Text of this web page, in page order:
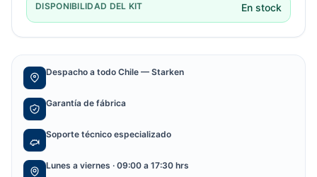
DISPONIBILIDAD DEL KIT En stock
Despacho a todo Chile — Starken
Garantía de fábrica
Soporte técnico especializado
Lunes a viernes · 09:00 a 17:30 hrs